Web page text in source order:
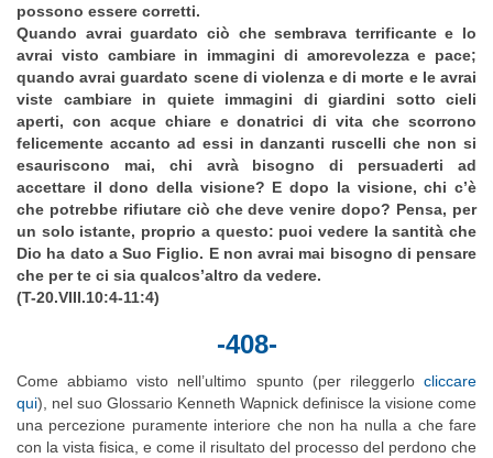
possono essere corretti.
Quando avrai guardato ciò che sembrava terrificante e lo
avrai visto cambiare in immagini di amorevolezza e pace;
quando avrai guardato scene di violenza e di morte e le avrai
viste cambiare in quiete immagini di giardini sotto cieli
aperti, con acque chiare e donatrici di vita che scorrono
felicemente accanto ad essi in danzanti ruscelli che non si
esauriscono mai, chi avrà bisogno di persuaderti ad
accettare il dono della visione? E dopo la visione, chi c’è
che potrebbe rifiutare ciò che deve venire dopo? Pensa, per
un solo istante, proprio a questo: puoi vedere la santità che
Dio ha dato a Suo Figlio. E non avrai mai bisogno di pensare
che per te ci sia qualcos’altro da vedere.
(T-20.VIII.10:4-11:4)
-408-
Come abbiamo visto nell’ultimo spunto (per rileggerlo cliccare
qui), nel suo Glossario Kenneth Wapnick definisce la visione come
una percezione puramente interiore che non ha nulla a che fare
con la vista fisica, e come il risultato del processo del perdono che